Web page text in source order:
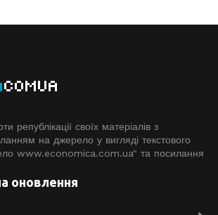
COMUA
републікації своїх матеріалів з
на джерело у вигляді текстового
www.economiсa.com.ua" та посилання
оновлення